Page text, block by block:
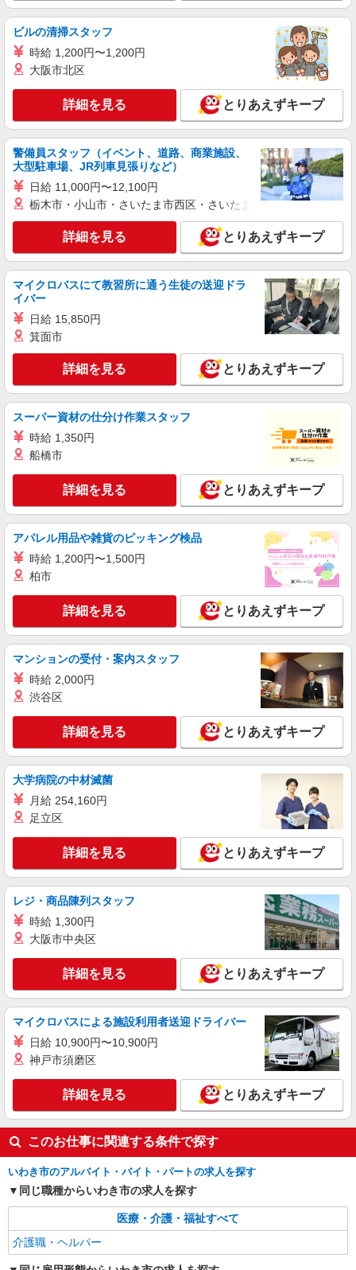
≪いわき市≫夜勤なし！未経験・ブランクOK
のデイスタッフ
時給1350円〜2062円 ＜日払い有/週払い有/交
いわき市 ≪最寄駅≫いわき駅
キープ 詳細を見る
アルバイト パート 派遣社員 紹介予定派遣
日研トータルソーシング株式会社 メディカルケア事業部/郡山オフィ
ス
介護スタッフ／資格あり or 経験者
時給1,250円〜1,300円 ◆初任者研修・未経
験：時給1,250円〜 ◆介護福祉士：時給1,300円〜
※経験者は3ヶ月以上 ※給与幅は経験・能力によ
る ★週払いOK（規定あり）
福島県いわき市 【最寄駅】JR磐越東線「江
田」駅 ★勤務地は3000ヶ所以上★ 自宅から通い
やすいエリアなど、お好きな勤務地をお選び下さ
キープ 詳細を見る
株式会社kotrio /●SD-H-1828745
＼日払いOK／夕方退社可♪デイサービス
時給1450円〜2062円 ＜日払い有/週払い有/交
キープ 詳細を見る
アルバイト パート 派遣社員 紹介予定派遣
日研トータルソーシング株式会社 メディカルケア事業部/郡山オフィ
ス
介護スタッフ／資格あり or 経験者
時給1,250円〜1,300円 ◆初任者研修・未経
験：時給1,250円〜 ◆介護福祉士：時給1,300円〜
※経験者は3ヶ月以上 ※給与幅は経験・能力によ
る ★週払いOK（規定あり）
福島県いわき市 【最寄駅】JR常磐線「植田」
駅 ★勤務地は3000ヶ所以上★ 自宅から通いやす
いエリアなど、お好きな勤務地をお選び下さ
キープ 詳細を見る
株式会社kotrio /●SD-H-1993189
いわき市｜サ高住STAFF＊落ち着いた雰囲気
でゆったりお仕事♪
時給1350円〜2062円 ＜日払い有/週払い有/交
通費全支給(ガソリン代含む)＞
キープ 詳細を見る
アルバイト パート 派遣社員 紹介予定派遣
日研トータルソーシング株式会社 メディカルケア事業部/郡山オフィ
ス
介護スタッフ／資格あり or 経験者
時給1,250円〜1,300円 ◆初任者研修・未経
験：時給1,250円〜 ◆介護福祉士：時給1,300円〜
※経験者は3ヶ月以上 ※給与幅は経験・能力によ
る ★週払いOK（規定あり）
福島県いわき市 【最寄駅】JR常磐線「草野」
駅 ★勤務地は3000ヶ所以上★ 自宅から通いやす
いエリアなど、お好きな勤務地をお選び下さ
キープ 詳細を見る
日研トータルソーシング株式会社 メディカルケア事業部/郡山オフィ
介護スタッフ／資格あり or 経験者
時給1,250円〜1,300円 ◆初任者研修・未経
験：時給1,250円〜 ◆介護福祉士：時給1,300円〜
※経験者は3ヶ月以上 ※給与幅は経験・能力によ
る ★週払いOK（規定あり）
福島県いわき市 【最寄駅】JR常磐線「久ノ
浜」駅 ★勤務地は3000ヶ所以上★ 自宅から通い
やすいエリアなど、お好きな勤務地をお選び下さ
い！！
キープ 詳細を見る
派遣社員
ビルの清掃スタッフ
時給 1,200円〜1,200円
大阪市北区
詳細を見る とりあえずキープ
警備員スタッフ（イベント、道路、商業施設、
大型駐車場、JR列車見張りなど）
日給 11,000円〜12,100円
栃木市・小山市・さいたま市西区・さいたま市岩槻区・久喜市・
詳細を見る とりあえずキープ
マイクロバスにて教習所に通う生徒の送迎ドラ
イバー
日給 15,850円
箕面市
詳細を見る とりあえずキープ
スーパー資材の仕分け作業スタッフ
時給 1,350円
船橋市
詳細を見る とりあえずキープ
アパレル用品や雑貨のピッキング検品
時給 1,200円〜1,500円
柏市
詳細を見る とりあえずキープ
マンションの受付・案内スタッフ
時給 2,000円
渋谷区
詳細を見る とりあえずキープ
大学病院の中材滅菌
月給 254,160円
足立区
詳細を見る とりあえずキープ
レジ・商品陳列スタッフ
時給 1,300円
大阪市中央区
詳細を見る とりあえずキープ
マイクロバスによる施設利用者送迎ドライバー
日給 10,900円〜10,900円
神戸市須磨区
詳細を見る とりあえずキープ
このお仕事に関連する条件で探す
いわき市のアルバイト・バイト・パートの求人を探す
同じ職種からいわき市の求人を探す
医療・介護・福祉すべて
介護職・ヘルパー